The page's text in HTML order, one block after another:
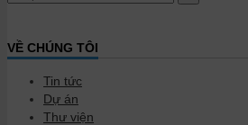
VỀ CHÚNG TÔI
Tin tức
Dự án
Thư viện